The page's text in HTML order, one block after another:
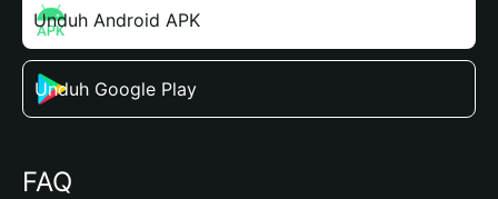
Unduh Android APK
Unduh Google Play
FAQ